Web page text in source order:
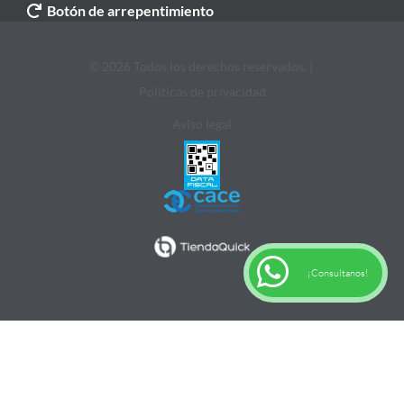
Botón de arrepentimiento
¡Consultanos!